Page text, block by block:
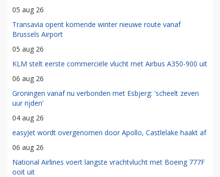
05 aug 26
Transavia opent komende winter nieuwe route vanaf
Brussels Airport
05 aug 26
KLM stelt eerste commerciële vlucht met Airbus A350-900 uit
06 aug 26
Groningen vanaf nu verbonden met Esbjerg: 'scheelt zeven
uur rijden'
04 aug 26
easyJet wordt overgenomen door Apollo, Castlelake haakt af
06 aug 26
National Airlines voert langste vrachtvlucht met Boeing 777F
ooit uit